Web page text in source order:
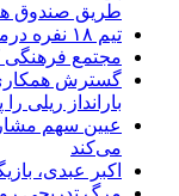
طریق صندوق
تیم ۱۸ نفره درمان اردبیل در مهران مستقر می‌شود
مجتمع فرهنگی
گسترش همکاری
بارانداز ریلی
عیین سهم
می‌کند
اکبر عبدی،